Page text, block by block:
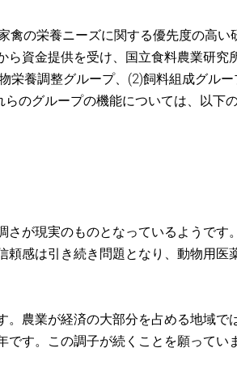
禽の栄養ニーズに関する優先度の高い
ら資金提供を受け、国立食料農業研究
栄養調整グループ、(2)飼料組成グル
のグループの機能については、以下
さが現実のものとなっているようです
頼感は引き続き問題となり、動物用医
。農業が経済の大部分を占める地域で
です。この調子が続くことを願ってい